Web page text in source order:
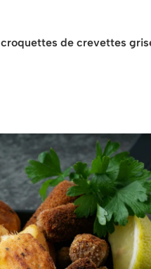
croquettes de crevettes